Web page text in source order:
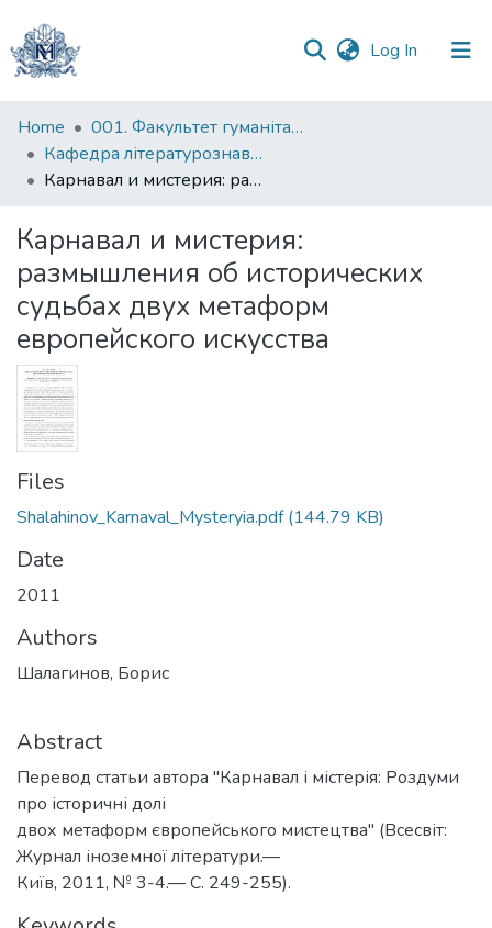
Log In (current)
Communities
&
Collections
Statistics
Home
001. Факультет гуманітарних наук
Кафедра літературознавства імені Володимира Моренця
Карнавал и мистерия: размышления об исторических судьбах двух метаформ европейского искусства
Карнавал и мистерия:
размышления об исторических
судьбах двух метаформ
европейского искусства
Files
Shalahinov_Karnaval_Mysteryia.pdf(144.79 KB)
Date
2011
Authors
Шалагинов, Борис
Abstract
Перевод статьи автора "Карнавал і містерія: Роздуми
про історичні долі
двох метаформ європейського мистецтва" (Всесвіт:
Журнал іноземної літератури.—
Київ, 2011, № 3-4.— С. 249-255).